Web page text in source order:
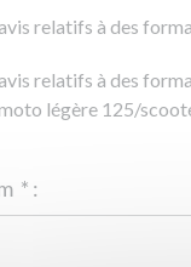
relatifs à des
relatifs à des
légère 125/
* :